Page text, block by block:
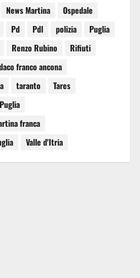
News Martina
Ospedale
Pd Pdl polizia
Puglia
Renzo Rubino
Rifiuti
franco ancona
taranto
Tares
franca
Valle d'Itria